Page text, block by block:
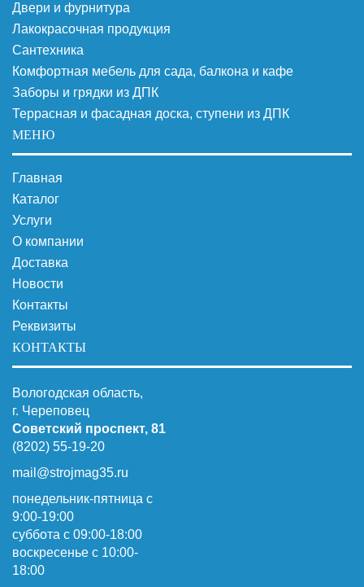
Двери и фурнитура
Лакокрасочная продукция
Сантехника
Комфортная мебель для сада, балкона и кафе
Заборы и грядки из ДПК
Террасная и фасадная доска, ступени из ДПК
МЕНЮ
Главная
Каталог
Услуги
О компании
Доставка
Новости
Контакты
Реквизиты
КОНТАКТЫ
Вологодская область,
г. Череповец
Советский проспект, 81
(8202) 55-19-20
mail@strojmag35.ru
понедельник-пятница с
9:00-19:00
суббота c 09:00-18:00
воскресенье с 10:00-
18:00